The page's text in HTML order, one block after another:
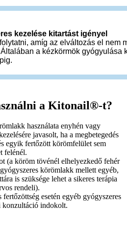
kezelése kitartást igényel
amíg az elváltozás el nem
a kézkörmök
a Kitonail®-t?
használata enyhén vagy
javasolt, ha a megbetegedés
egyik fertőzött körömfelület sem
felénél.
(a köröm tövénél elhelyezkedő fehér
körömlakk mellett egyéb,
is szüksége lehet a sikeres terápia
rendeli).
esetén egyéb gyógyszeres
konzultáció indokolt.